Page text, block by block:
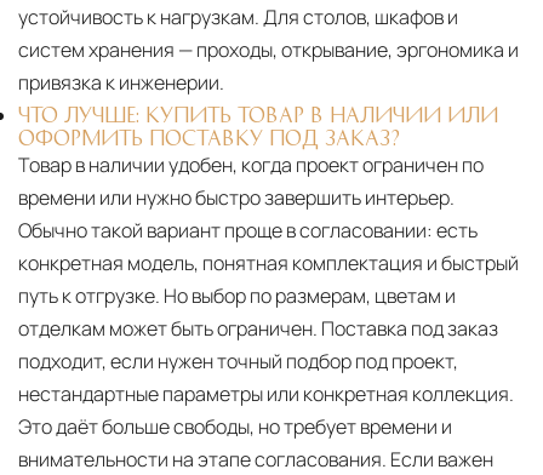
устойчивость к нагрузкам. Для столов, шкафов и
систем хранения — проходы, открывание, эргономика и
привязка к инженерии.
ЧТО ЛУЧШЕ: КУПИТЬ ТОВАР В НАЛИЧИИ ИЛИ
ОФОРМИТЬ ПОСТАВКУ ПОД ЗАКАЗ?
Товар в наличии удобен, когда проект ограничен по
времени или нужно быстро завершить интерьер.
Обычно такой вариант проще в согласовании: есть
конкретная модель, понятная комплектация и быстрый
путь к отгрузке. Но выбор по размерам, цветам и
отделкам может быть ограничен. Поставка под заказ
подходит, если нужен точный подбор под проект,
нестандартные параметры или конкретная коллекция.
Это даёт больше свободы, но требует времени и
внимательности на этапе согласования. Если важен